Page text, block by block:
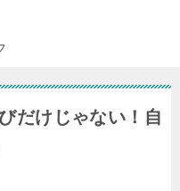
だけじゃない！自